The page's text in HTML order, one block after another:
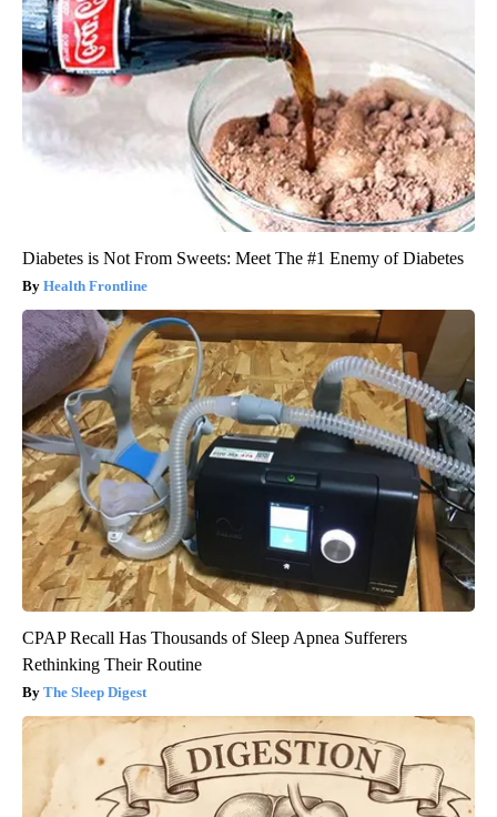
Diabetes is Not From Sweets: Meet The #1 Enemy of Diabetes
Health Frontline
CPAP Recall Has Thousands of Sleep Apnea Sufferers
Rethinking Their Routine
The Sleep Digest